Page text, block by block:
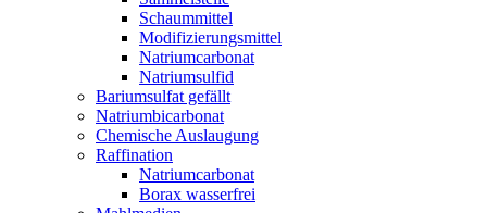
Schaummittel
Modifizierungsmittel
Natriumcarbonat
Natriumsulfid
Bariumsulfat gefällt
Natriumbicarbonat
Chemische Auslaugung
Raffination
Natriumcarbonat
Borax wasserfrei